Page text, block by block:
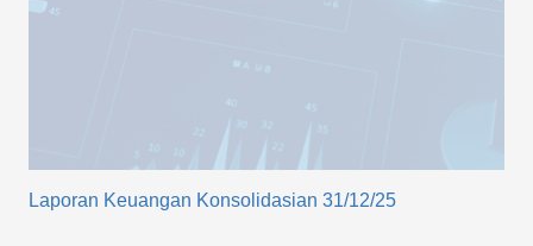
Laporan Keuangan Konsolidasian 31/12/25